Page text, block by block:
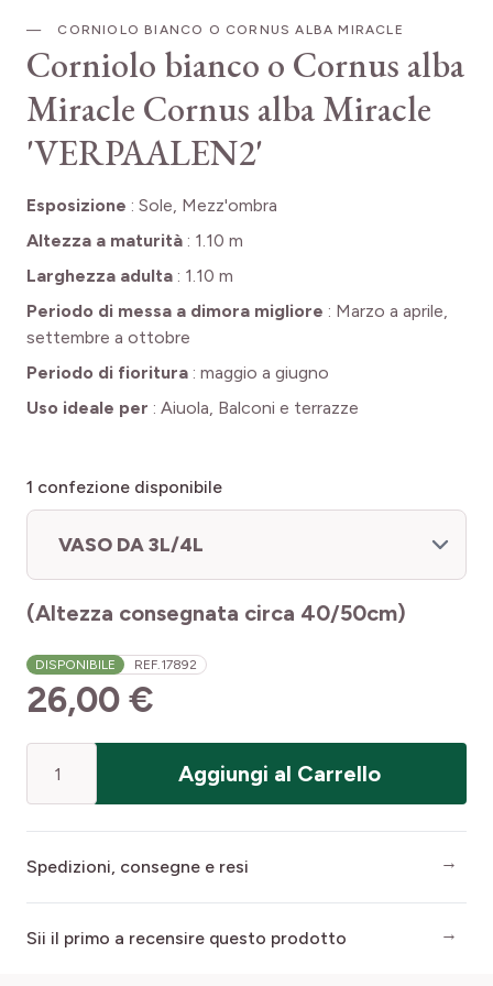
CORNIOLO BIANCO O CORNUS ALBA MIRACLE
Corniolo bianco o Cornus alba
Miracle Cornus alba Miracle
'VERPAALEN2'
Esposizione : Sole, Mezz'ombra
Altezza a maturità : 1.10 m
Larghezza adulta : 1.10 m
Periodo di messa a dimora migliore : Marzo a aprile,
settembre a ottobre
Periodo di fioritura : maggio a giugno
Uso ideale per : Aiuola, Balconi e terrazze
1 confezione disponibile
VASO DA 3L/4L
(Altezza consegnata circa 40/50cm)
DISPONIBILE REF.17892
26,00 €
Aggiungi al Carrello
Spedizioni, consegne e resi
Sii il primo a recensire questo prodotto